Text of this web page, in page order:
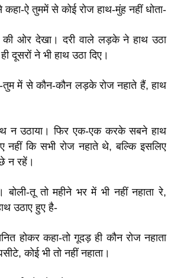
ऐ तुममें से कोई रोज हाथ-मुंह नहीं धोता-
ओर देखा। दरी वाले लड़के ने हाथ उठा
दूसरों ने भी हाथ उठा दिए।
तुम में से कौन-कौन लड़के रोज नहाते हैं, हाथ
न उठाया। फिर एक-एक करके सबने हाथ
नहीं कि सभी रोज नहाते थे, बल्कि इसलिए
न रहें।
बोली-तू तो महीने भर में भी नहीं नहाता रे,
उठाए हुए है-
होकर कहा-तो गूदड़ ही कौन रोज नहाता
कोई भी तो नहीं नहाता।